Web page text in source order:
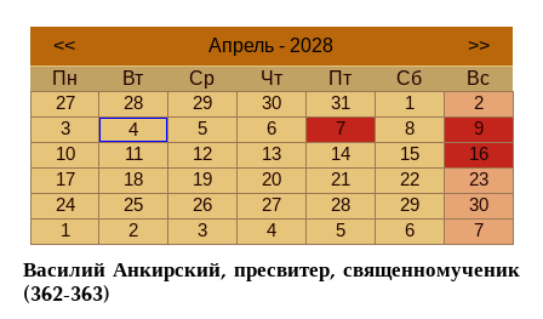
<< Апрель - 2028
>>
Пн
Вт Ср Чт Пт Сб
Вс
27
28 29 30 31 1
2
3
4 5 6 7 8
9
10
11 12 13 14 15
16
17
18 19 20 21 22
23
24
25 26 27 28 29
30
1
2 3 4 5 6 7
Василий Анкирский, пресвитер, священномученик
(362-363)